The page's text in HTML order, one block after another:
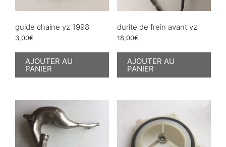
guide chaine yz 1998
3,00€
AJOUTER AU
PANIER
durite de frein avant yz
18,00€
AJOUTER AU
PANIER